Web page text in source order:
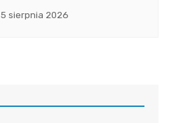
5 sierpnia 2026